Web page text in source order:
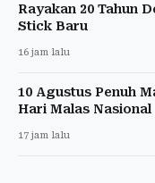
Rayakan 20 Tahun
Stick Baru
16 jam lalu
10 Agustus Penuh
Hari Malas Nasional
17 jam lalu